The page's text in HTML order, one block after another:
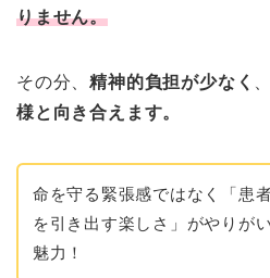
りません。
その分、精神的負担が少なく
様と向き合えます。
命を守る緊張感ではなく「患
を引き出す楽しさ」がやりが
魅力！